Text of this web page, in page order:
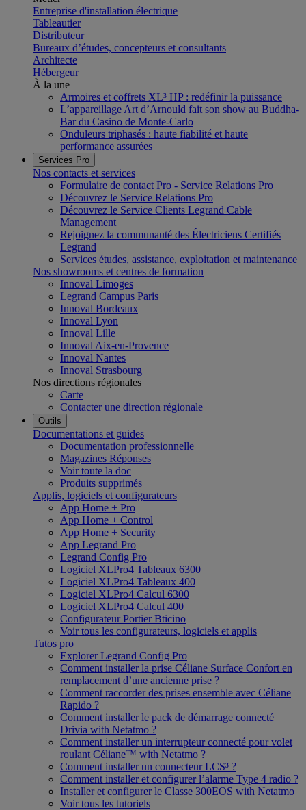
Entreprise d'installation électrique
Tableautier
Distributeur
Bureaux d’études, concepteurs et consultants
Architecte
Hébergeur
À la une
Armoires et coffrets XL³ HP : redéfinir la puissance
L’appareillage Art d’Arnould fait son show au Buddha-
Bar du Casino de Monte-Carlo
Onduleurs triphasés : haute fiabilité et haute
performance assurées
Services Pro
Nos contacts et services
Formulaire de contact Pro - Service Relations Pro
Découvrez le Service Relations Pro
Découvrez le Service Clients Legrand Cable
Management
Rejoignez la communauté des Électriciens Certifiés
Legrand
Services études, assistance, exploitation et maintenance
Nos showrooms et centres de formation
Innoval Limoges
Legrand Campus Paris
Innoval Bordeaux
Innoval Lyon
Innoval Lille
Innoval Aix-en-Provence
Innoval Nantes
Innoval Strasbourg
Nos directions régionales
Carte
Contacter une direction régionale
Outils
Documentations et guides
Documentation professionnelle
Magazines Réponses
Voir toute la doc
Produits supprimés
Applis, logiciels et configurateurs
App Home + Pro
App Home + Control
App Home + Security
App Legrand Pro
Legrand Config Pro
Logiciel XLPro4 Tableaux 6300
Logiciel XLPro4 Tableaux 400
Logiciel XLPro4 Calcul 6300
Logiciel XLPro4 Calcul 400
Configurateur Portier Bticino
Voir tous les configurateurs, logiciels et applis
Tutos pro
Explorer Legrand Config Pro
Comment installer la prise Céliane Surface Confort en
remplacement d’une ancienne prise ?
Comment raccorder des prises ensemble avec Céliane
Rapido ?
Comment installer le pack de démarrage connecté
Drivia with Netatmo ?
Comment installer un interrupteur connecté pour volet
roulant Céliane™ with Netatmo ?
Comment installer un connecteur LCS³ ?
Comment installer et configurer l’alarme Type 4 radio ?
Installer et configurer le Classe 300EOS with Netatmo
Voir tous les tutoriels